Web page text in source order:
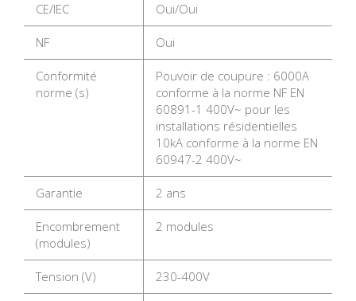
CE/IEC Oui/Oui
NF Oui
Conformité
norme (s)
Pouvoir de coupure : 6000A
conforme à la norme NF EN
60891-1 400V~ pour les
installations résidentielles
10kA conforme à la norme EN
60947-2 400V~
Garantie 2 ans
Encombrement
(modules)
2 modules
Tension (V) 230-400V